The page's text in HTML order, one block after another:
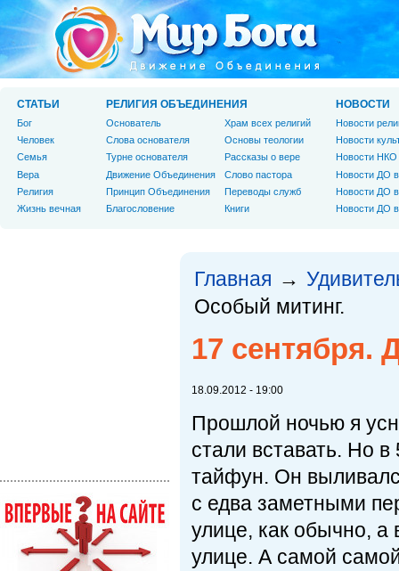
Главная →
Особый митинг.
17 сентября.
18.09.2012 - 19:00
Прошлой ночью я
стали вставать. Но
тайфун. Он
с едва заметными
улице, как обычно,
улице. А самой
СТАТЬИ
Бог
Человек
Cемья
Вера
Религия
Жизнь вечная
РЕЛИГИЯ ОБЪЕДИНЕНИЯ
Основатель
Слова основателя
Турне основателя
Движение Объединения
Принцип Объединения
Благословение
Храм всех религий
Основы теологии
Рассказы о вере
Слово пастора
Переводы служб
Книги
НОВОСТИ
Новости
Новости
Новости НКО
Новости ДО
Новости ДО
Новости ДО